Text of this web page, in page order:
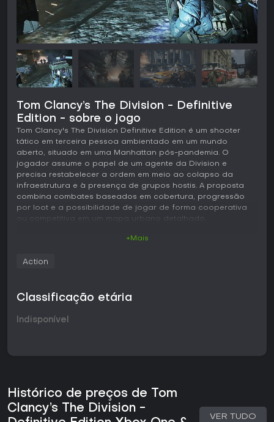
Tom Clancy’s The Division - Definitive
Edition - sobre o jogo
Tom Clancy's The Division Definitive Edition é um shooter
tático em terceira pessoa ambientado em um mundo
aberto, situado em uma Manhattan pós-pandemia. O
jogador assume o papel de um agente da Division e
precisa restabelecer a ordem em meio ao colapso da
infraestrutura e à presença de grupos hostis. A proposta
combina combates baseados em cobertura, progressão
por loot e a possibilidade de jogar de forma cooperativa
ou competitiva em um mapa urbano detalhado.
defensivas. A aplicação inteligente de utilitários costuma
controlados por IA.
dano, resistência e efeitos especiais, incentivando a
experimentação com diferentes configurações.
O mundo aberto apresenta variações climáticas e ciclos de
+Mais
Action
Classificação etária
Indisponível
Histórico de preços de Tom
Clancy’s The Division -
VER TUDO